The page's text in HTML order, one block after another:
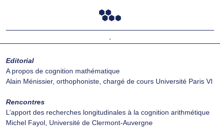
-
Editorial
A propos de cognition mathématique
Alain Ménissier, orthophoniste, chargé de cours Université Paris VI
Rencontres
L’apport des recherches longitudinales à la cognition arithmétique
Michel Fayol, Université de Clermont-Auvergne